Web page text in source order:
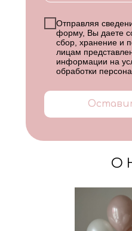
Отправляя
форму, Вы даете
сбор, хранение и
лицам
информации на
обработки
О